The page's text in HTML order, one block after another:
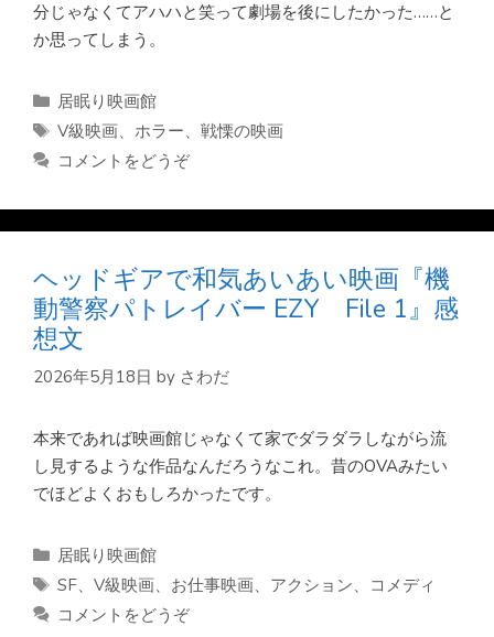
分じゃなくてアハハと笑って劇場を後にしたかった……と
か思ってしまう。
カ
テ
リ
居眠り映画館
タ
グ
V級映画、 ホラー、 戦慄の映画
コメントをどうぞ
ヘッドギアで和気あいあい映画『機
動警察パトレイバー EZY File 1』感
想文
2026年5月18日 by さわだ
本来であれば映画館じゃなくて家でダラダラしながら流
し見するような作品なんだろうなこれ。昔のOVAみたい
でほどよくおもしろかったです。
カ
テ
リ
居眠り映画館
タ
グ
SF、 V級映画、 お仕事映画、 アクション、 コメディ
コメントをどうぞ